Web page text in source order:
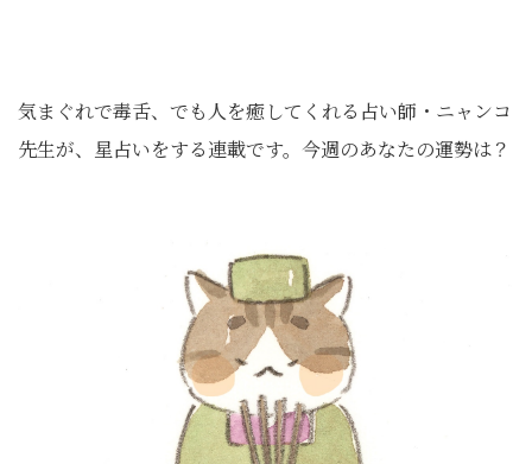
気まぐれで毒舌、でも人を癒してくれる占い師・ニャンコ
先生が、星占いをする連載です。今週のあなたの運勢は？